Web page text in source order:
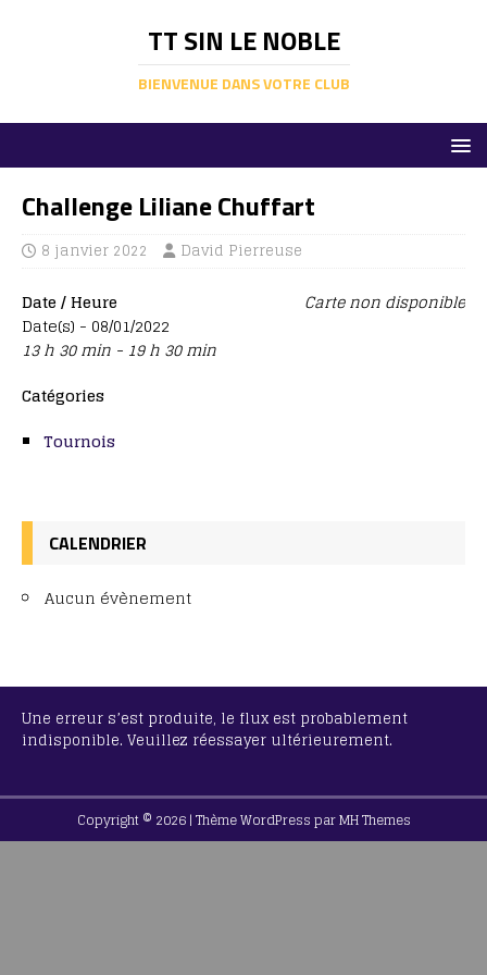
TT SIN LE NOBLE
BIENVENUE DANS VOTRE CLUB
Challenge Liliane Chuffart
8 janvier 2022 David Pierreuse
Carte non disponible
Date / Heure
Date(s) - 08/01/2022
13 h 30 min - 19 h 30 min
Catégories
Tournois
CALENDRIER
Aucun évènement
Une erreur s’est produite, le flux est probablement
indisponible. Veuillez réessayer ultérieurement.
Copyright © 2026 | Thème WordPress parMH Themes